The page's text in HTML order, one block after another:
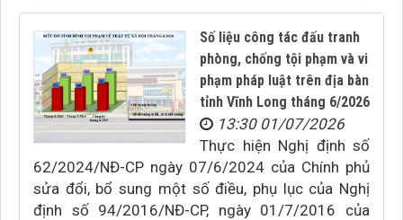
Số liệu công tác đấu tranh
phòng, chống tội phạm và vi
phạm pháp luật trên địa bàn
tỉnh Vĩnh Long tháng 6/2026
13:30 01/07/2026
Thực hiện Nghị định số
62/2024/NĐ-CP ngày 07/6/2024 của Chính phủ
sửa đổi, bổ sung một số điều, phụ lục của Nghị
định số 94/2016/NĐ-CP, ngày 01/7/2016 của